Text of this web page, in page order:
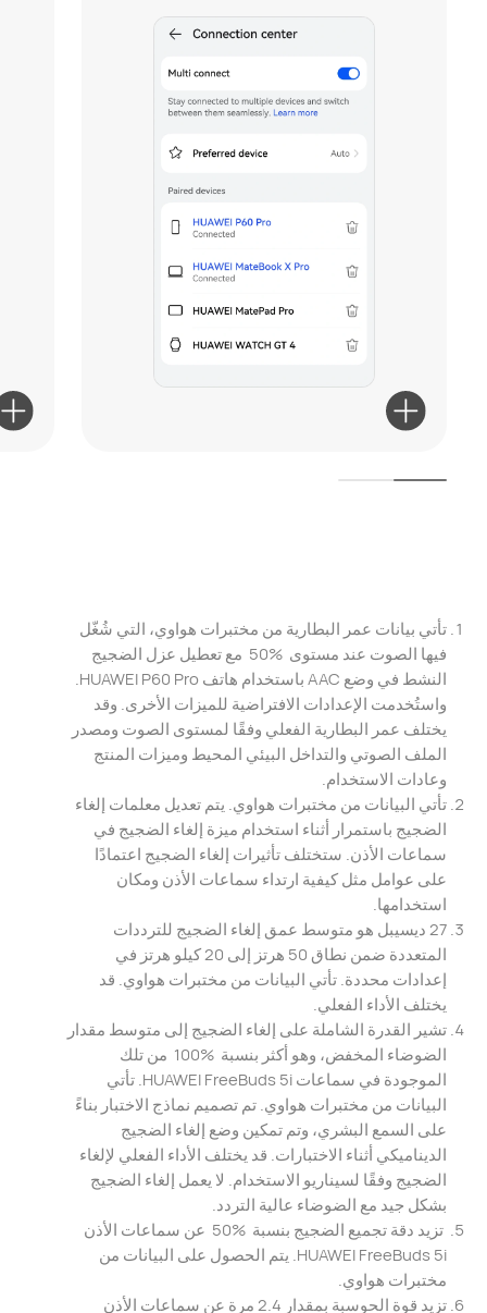
تأتي بيانات عمر البطارية من مختبرات هواوي، التي شُغّل
فيها الصوت عند مستوى ‎ 50% ‎ مع تعطيل عزل الضجيج
واستُخدمت الإعدادات الافتراضية للميزات الأخرى. وقد
يختلف عمر البطارية الفعلي وفقًا لمستوى الصوت ومصدر
الملف الصوتي والتداخل البيئي المحيط وميزات المنتج
وعادات الاستخدام.
تأتي البيانات من مختبرات هواوي. يتم تعديل معلمات إلغاء
الضجيج باستمرار أثناء استخدام ميزة إلغاء الضجيج في
سماعات الأذن. ستختلف تأثيرات إلغاء الضجيج اعتمادًا
على عوامل مثل كيفية ارتداء سماعات الأذن ومكان
استخدامها.
27 ديسيبل هو متوسط ​​عمق إلغاء الضجيج للترددات
المتعددة ضمن نطاق 50 هرتز إلى 20 كيلو هرتز في
إعدادات محددة. تأتي البيانات من مختبرات هواوي. قد
يختلف الأداء الفعلي.
تشير القدرة الشاملة على إلغاء الضجيج إلى متوسط ​​مقدار
الضوضاء المخفض، وهو أكثر بنسبة ‎ 100% ‎ من تلك
الموجودة في سماعات HUAWEI FreeBuds 5i. تأتي
البيانات من مختبرات هواوي. تم تصميم نماذج الاختبار بناءً
على السمع البشري، وتم تمكين وضع إلغاء الضجيج
الديناميكي أثناء الاختبارات. قد يختلف الأداء الفعلي لإلغاء
الضجيج وفقًا لسيناريو الاستخدام. لا يعمل إلغاء الضجيج
بشكل جيد مع الضوضاء عالية التردد.
‏ تزيد دقة تجميع الضجيج بنسبة ‎ 50% ‎ عن سماعات الأذن
HUAWEI FreeBuds 5i. يتم الحصول على البيانات من
مختبرات هواوي.
تزيد قوة الحوسبة بمقدار 2.4 مرة عن سماعات الأذن